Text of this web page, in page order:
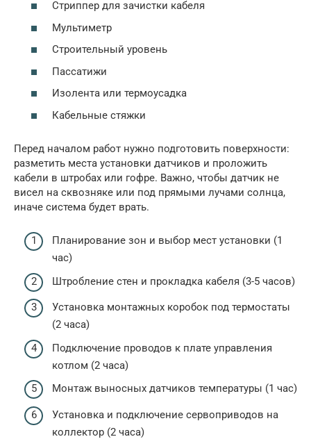
Стриппер для зачистки кабеля
Мультиметр
Строительный уровень
Пассатижи
Изолента или термоусадка
Кабельные стяжки
Перед началом работ нужно подготовить поверхности:
разметить места установки датчиков и проложить
кабели в штробах или гофре. Важно, чтобы датчик не
висел на сквозняке или под прямыми лучами солнца,
иначе система будет врать.
Планирование зон и выбор мест установки (1
час)
Штробление стен и прокладка кабеля (3-5 часов)
Установка монтажных коробок под термостаты
(2 часа)
Подключение проводов к плате управления
котлом (2 часа)
Монтаж выносных датчиков температуры (1 час)
Установка и подключение сервоприводов на
коллектор (2 часа)